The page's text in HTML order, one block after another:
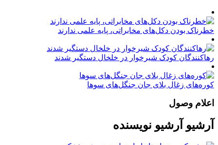
خطرناک بودن دکل‌های مخابراتی، پایه علمی ندارند
رهاکنندگان کودک شیرخوار در خلخال دستگیر شدند
کوره‌های زغال بلای جان جنگل‌های سوها
اعلام وصول
آرشیو آرشیو نویسنده